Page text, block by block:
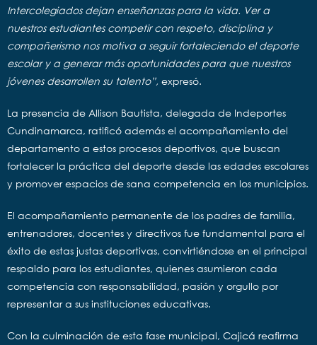
Intercolegiados dejan enseñanzas para la vida. Ver a
nuestros estudiantes competir con respeto, disciplina y
compañerismo nos motiva a seguir fortaleciendo el deporte
escolar y a generar más oportunidades para que nuestros
jóvenes desarrollen su talento”, expresó.
La presencia de Allison Bautista, delegada de Indeportes
Cundinamarca, ratificó además el acompañamiento del
departamento a estos procesos deportivos, que buscan
fortalecer la práctica del deporte desde las edades escolares
y promover espacios de sana competencia en los municipios.
El acompañamiento permanente de los padres de familia,
entrenadores, docentes y directivos fue fundamental para el
éxito de estas justas deportivas, convirtiéndose en el principal
respaldo para los estudiantes, quienes asumieron cada
competencia con responsabilidad, pasión y orgullo por
representar a sus instituciones educativas.
Con la culminación de esta fase municipal, Cajicá reafirma